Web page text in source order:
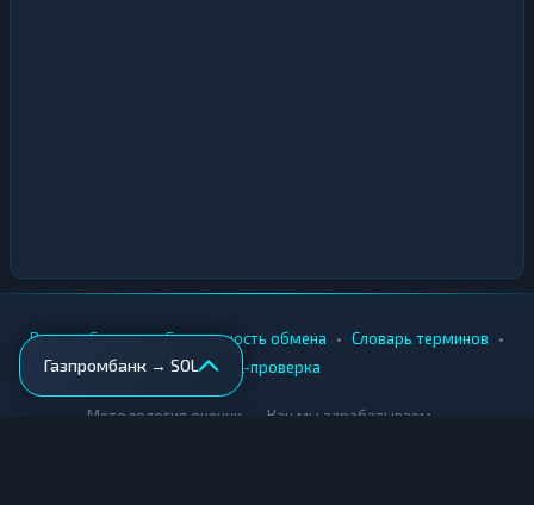
Газпромбанк → SOL
Вики • Города • Безопасность обмена • Словарь терминов •
AML-проверка
Методология оценки Как мы зарабатываем